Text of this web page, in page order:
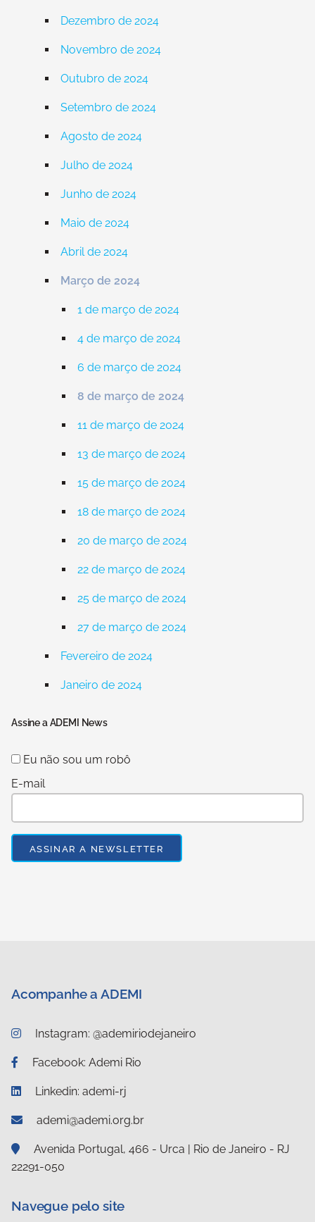
Dezembro de 2024
Novembro de 2024
Outubro de 2024
Setembro de 2024
Agosto de 2024
Julho de 2024
Junho de 2024
Maio de 2024
Abril de 2024
Março de 2024
1 de março de 2024
4 de março de 2024
6 de março de 2024
8 de março de 2024
11 de março de 2024
13 de março de 2024
15 de março de 2024
18 de março de 2024
20 de março de 2024
22 de março de 2024
25 de março de 2024
27 de março de 2024
Fevereiro de 2024
Janeiro de 2024
Assine a ADEMI News
Eu não sou um robô
E-mail
Acompanhe a ADEMI
Instagram: @ademiriodejaneiro
Facebook: Ademi Rio
Linkedin: ademi-rj
ademi@ademi.org.br
Avenida Portugal, 466 - Urca | Rio de Janeiro - RJ
22291-050
Navegue pelo site